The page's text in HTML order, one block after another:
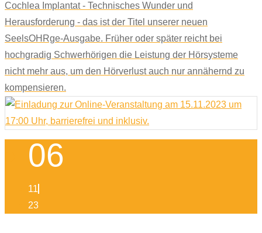
Cochlea Implantat - Technisches Wunder und
Herausforderung - das ist der Titel unserer neuen
SeelsOHRge-Ausgabe. Früher oder später reicht bei
hochgradig Schwerhörigen die Leistung der Hörsysteme
nicht mehr aus, um den Hörverlust auch nur annähernd zu
kompensieren.
06
11
23